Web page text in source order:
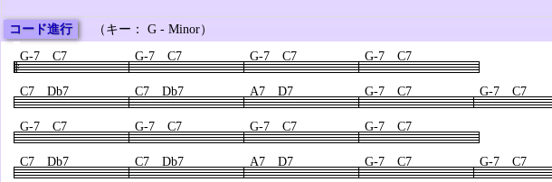
コード進行
（キー： G - Minor）
G-7 C7
G-7 C7 G-7 C7 G-7 C7
C7 Db7 C7 Db7 A7 D7 G-7 C7 G-7 C7
G-7 C7 G-7 C7 G-7 C7 G-7 C7
C7 Db7 C7 Db7 A7 D7 G-7 C7 G-7 C7